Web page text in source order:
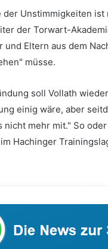
der Unstimmigkeiten
der Torwart-
und Eltern aus dem
müsse.
soll Vollath
einig wäre, aber
nicht mehr mit." So
Hachinger